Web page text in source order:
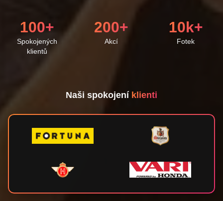
100+
Spokojených
klientů
200+
Akcí
10k+
Fotek
Naši spokojení klienti